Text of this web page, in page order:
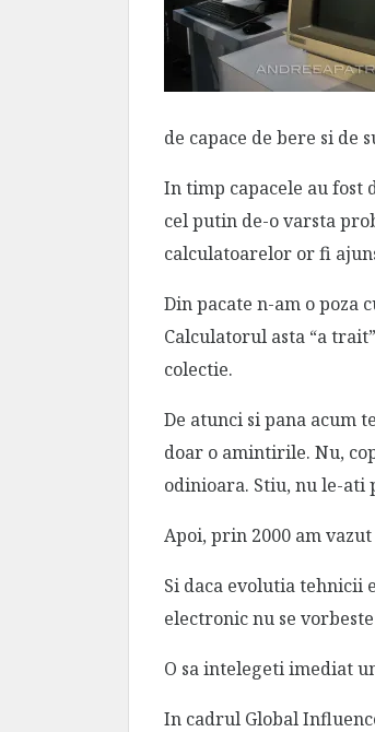
de capace de bere si de
In timp capacele au fost
cel putin de-o varsta
calculatoarelor or fi
Din pacate n-am o poza
Calculatorul asta “a
colectie.
De atunci si pana acum
doar o amintirile. Nu,
odinioara. Stiu, nu le-ati
Apoi, prin 2000 am
Si daca evolutia tehnicii
electronic nu se
O sa intelegeti imediat
In cadrul Global